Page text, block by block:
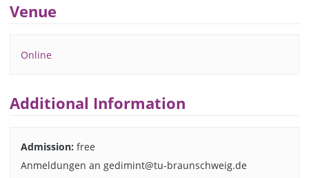
Venue
Online
Additional Information
Admission: free
Anmeldungen an gedimint@tu-braunschweig.de